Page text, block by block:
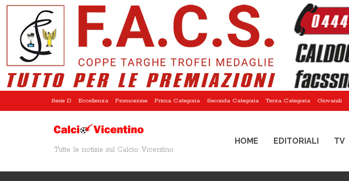
Serie D Eccellenza Promozione Prima Categoria Seconda Categoria Terza Categoria Giovanili
Tutte le notizie sul Calcio Vicentino
HOME EDITORIALI TV